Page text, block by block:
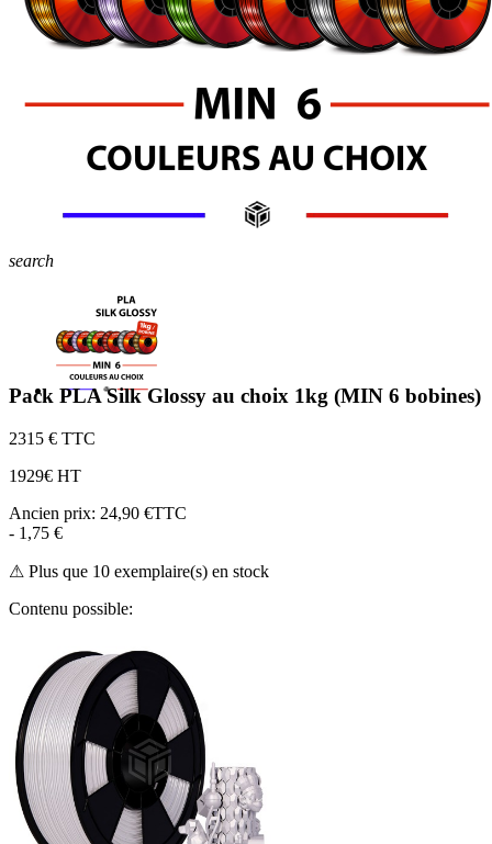
search
Pack PLA Silk Glossy au choix 1kg (MIN 6 bobines)
2315 € TTC
1929€ HT
Ancien prix: 24,90 €TTC
- 1,75 €
⚠ Plus que 10 exemplaire(s) en stock
Contenu possible: